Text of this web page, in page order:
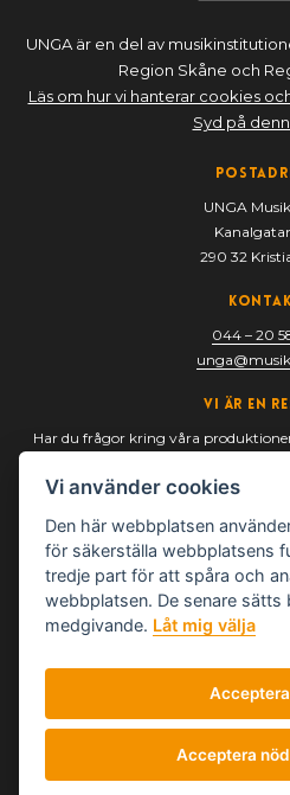
UNGA är en del av
Region Skåne och
Läs om hur vi hanterar cookies
Syd på
UNGA
290 32
044 – 20
Vi är en
Har du frågor kring våra
med oss.
Hantera
Läs om cookies och
Vi använder cookies
Den här webbplatsen
för säkerställa webbplatsens
tredje part för att spåra och
webbplatsen. De senare sätts
medgivande. Låt mig välja
Acceptera